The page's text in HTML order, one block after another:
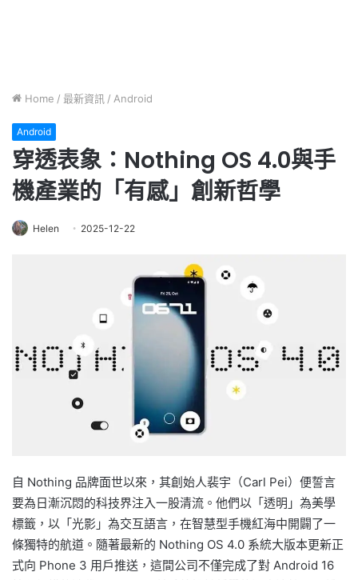
Home / 最新資訊 / Android
Android
穿透表象：Nothing OS 4.0與手
機產業的「有感」創新哲學
Helen 2025-12-22
自 Nothing 品牌面世以來，其創始人裴宇（Carl Pei）便誓言
要為日漸沉悶的科技界注入一股清流。他們以「透明」為美學
標籤，以「光影」為交互語言，在智慧型手機紅海中開闢了一
條獨特的航道。隨著最新的 Nothing OS 4.0 系統大版本更新正
式向 Phone 3 用戶推送，這間公司不僅完成了對 Android 16